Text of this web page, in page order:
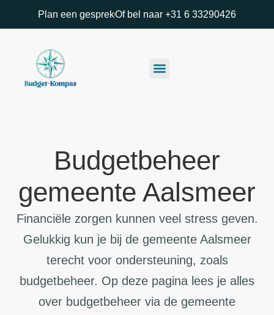
Plan een gesprekOf bel naar +31 6 33290426
Budgetbeheer
gemeente Aalsmeer
Financiële zorgen kunnen veel stress geven.
Gelukkig kun je bij de gemeente Aalsmeer
terecht voor ondersteuning, zoals
budgetbeheer. Op deze pagina lees je alles
over budgetbeheer via de gemeente